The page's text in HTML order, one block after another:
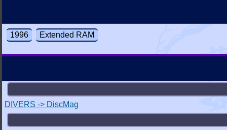
1996 Extended RAM
DIVERS -> DiscMag